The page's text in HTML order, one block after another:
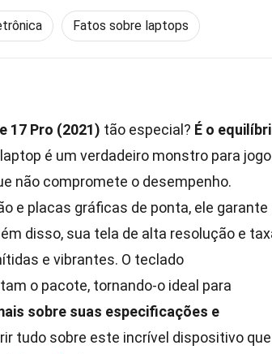
Fatos sobre laptops
17 Pro (2021) tão especial? É o
é um verdadeiro monstro para
não compromete o desempenho.
e placas gráficas de ponta, ele garante
disso, sua tela de alta resolução e
e vibrantes. O teclado
o pacote, tornando-o ideal para
sobre suas especificações e
tudo sobre este incrível dispositivo que